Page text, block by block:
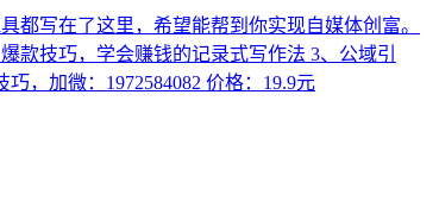
都写在了这里，希望能帮到你实现自媒体创富。
款技巧，学会赚钱的记录式写作法 3、公域引
，加微：1972584082 价格：19.9元